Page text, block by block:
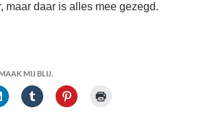
maar daar is alles mee gezegd.
pech
MIJ BLIJ.